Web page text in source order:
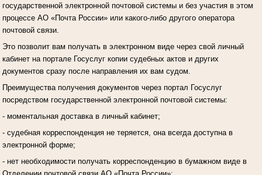
государственной электронной почтовой системы и без участия в этом
процессе АО «Почта России» или какого-либо другого оператора
почтовой связи.
Это позволит вам получать в электронном виде через свой личный
кабинет на портале Госуслуг копии судебных актов и других
документов сразу после направления их вам судом.
Преимущества получения документов через портал Госуслуг
посредством государственной электронной почтовой системы:
- моментальная доставка в личный кабинет;
- судебная корреспонденция не теряется, она всегда доступна в
электронной форме;
- нет необходимости получать корреспонденцию в бумажном виде в
Отделении почтовой связи АО «Почта России»;